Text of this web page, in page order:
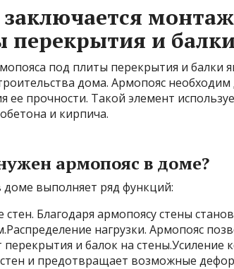
перекрытия и
под плиты перекрытия и балки
дома. Армопояс необходим
ее прочности. Такой элемент
и кирпича.
армопояс в доме?
доме выполняет ряд функций:
стен. Благодаря армопоясу стены
нагрузки. Армопояс
перекрытия и балок на стены.Усиление
и предотвращает возможные